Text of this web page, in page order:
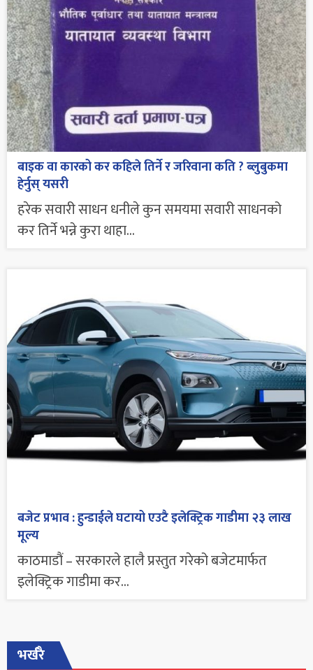
बाइक वा कारको कर कहिले तिर्ने र जरिवाना कति ? ब्लुबुकमा
हेर्नुस् यसरी
हरेक सवारी साधन धनीले कुन समयमा सवारी साधनको
कर तिर्ने भन्ने कुरा थाहा...
बजेट प्रभाव : हुन्डाईले घटायो एउटै इलेक्ट्रिक गाडीमा २३ लाख
मूल्य
काठमाडौं – सरकारले हालै प्रस्तुत गरेको बजेटमार्फत
इलेक्ट्रिक गाडीमा कर...
भर्खरै